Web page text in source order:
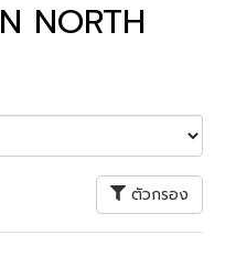
NORTH
ตัวกรอง